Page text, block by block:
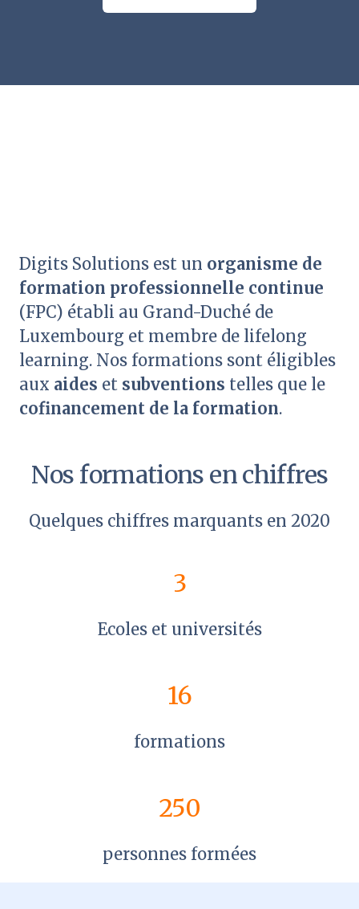
Digits Solutions est un organisme de
formation professionnelle continue
(FPC) établi au Grand-Duché de
Luxembourg et membre de lifelong
learning. Nos formations sont éligibles
aux aides et subventions telles que le
cofinancement de la formation.
Nos formations en chiffres
Quelques chiffres marquants en 2020
3
Ecoles et universités
16
formations
250
personnes formées